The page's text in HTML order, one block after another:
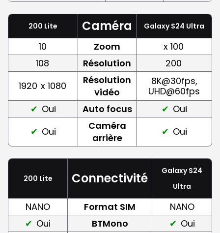
200 Lite Caméra Galaxy S24 Ultra
10 Zoom
x 100
108
Résolution
200
1920 x 1080
Résolution
vidéo
8K@30fps,
UHD@60fps
Oui
Auto focus
Oui
Oui
Caméra
arrière
Oui
200 Lite Connectivité
Galaxy S24
Ultra
NANO Format SIM
NANO
Oui
BTMono
Oui